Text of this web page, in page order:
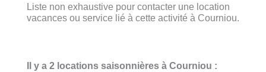
Liste non exhaustive pour contacter une location
vacances ou service lié à cette activité à Courniou.
Il y a 2 locations saisonnières à Courniou :